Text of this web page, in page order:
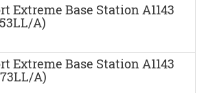
Extreme Base Station A1143
A)
Extreme Base Station A1143
A)